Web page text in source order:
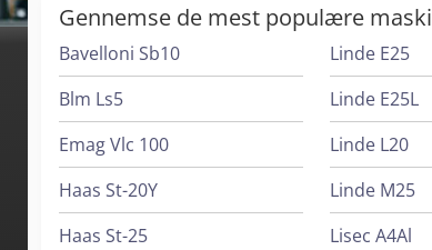
Gennemse de mest populære
Bavelloni Sb10
Blm Ls5
Emag Vlc 100
Haas St-20Y
Haas St-25
Linde E25
Linde E25L
Linde L20
Linde M25
Lisec A4Al